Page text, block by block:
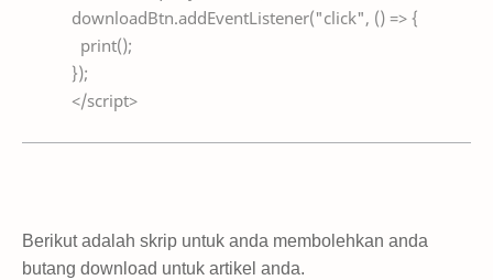
downloadBtn.addEventListener("click", () => {
print();
});
</script>
Berikut adalah skrip untuk anda membolehkan anda
butang download untuk artikel anda.